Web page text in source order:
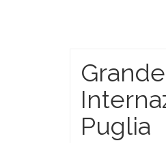
Puglia